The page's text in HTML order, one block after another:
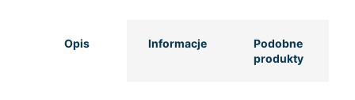
Opis Informacje
Podobne
produkty